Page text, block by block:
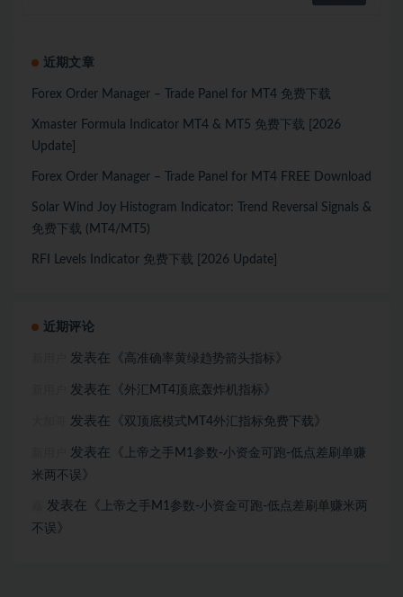
近期文章
Forex Order Manager – Trade Panel for MT4 免费下载
Xmaster Formula Indicator MT4 & MT5 免费下载 [2026
Update]
Forex Order Manager – Trade Panel for MT4 FREE Download
Solar Wind Joy Histogram Indicator: Trend Reversal Signals &
免费下载 (MT4/MT5)
RFI Levels Indicator 免费下载 [2026 Update]
近期评论
发表在《 高准确率黄绿趋势箭头指标 》
发表在《 外汇MT4顶底轰炸机指标 》
发表在《 双顶底模式MT4外汇指标免费下载 》
发表在《
上帝之手M1参数-小资金可跑-低点差刷单赚
米两不误 》
发表在《
上帝之手M1参数-小资金可跑-低点差刷单赚米两
不误 》